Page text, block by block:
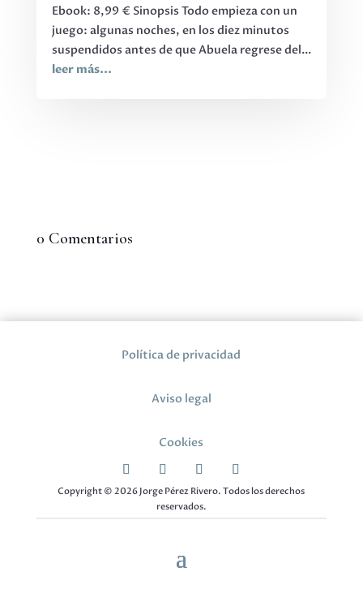
Ebook: 8,99 € Sinopsis Todo empieza con un
juego: algunas noches, en los diez minutos
suspendidos antes de que Abuela regrese del...
leer más...
0 Comentarios
Política de privacidad
Aviso legal
Cookies
Copyright © 2026 Jorge Pérez Rivero. Todos los derechos
reservados.